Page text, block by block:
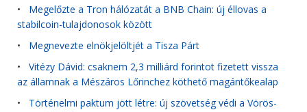
• Megelőzte a Tron hálózatát a BNB Chain: új éllovas a
stabilcoin-tulajdonosok között
• Megnevezte elnökjelöltjét a Tisza Párt
• Vitézy Dávid: csaknem 2,3 milliárd forintot fizetett vissza
az államnak a Mészáros Lőrinchez köthető magántőkealap
• Történelmi paktum jött létre: új szövetség védi a Vörös-